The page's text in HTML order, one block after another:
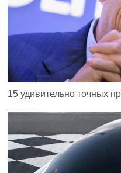
15 удивительно точных